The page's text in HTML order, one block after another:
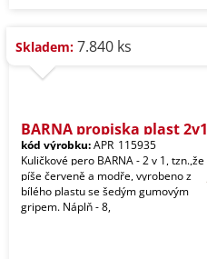
Skladem: 7.840 ks
BARNA propiska plast 2v1
kód výrobku:APR_115935
Kuličkové pero BARNA - 2 v 1, tzn.,že
píše červeně a modře, vyrobeno z
bílého plastu se šedým gumovým
gripem. Náplň - 8,